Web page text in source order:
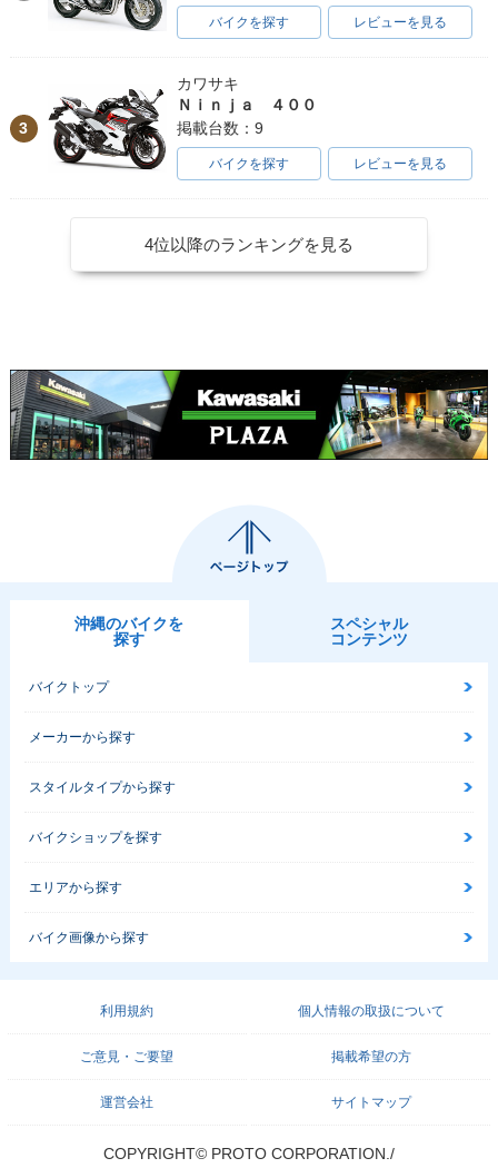
バイクを探す レビューを見る
3
カワサキ
Ｎｉｎｊａ ４００
掲載台数：9
バイクを探す レビューを見る
4位以降のランキングを見る
沖縄のバイクを
探す
スペシャル
コンテンツ
バイクトップ
メーカーから探す
スタイルタイプから探す
バイクショップを探す
エリアから探す
バイク画像から探す
利用規約 個人情報の取扱について
ご意見・ご要望 掲載希望の方
運営会社 サイトマップ
COPYRIGHT© PROTO CORPORATION./